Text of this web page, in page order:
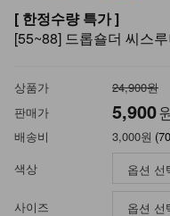
[ 한정수량 특가 ]
[55~88] 드롭숄더 씨스
상품가
24,900원
판매가
5,900
배송비 3,000원
색상
사이즈